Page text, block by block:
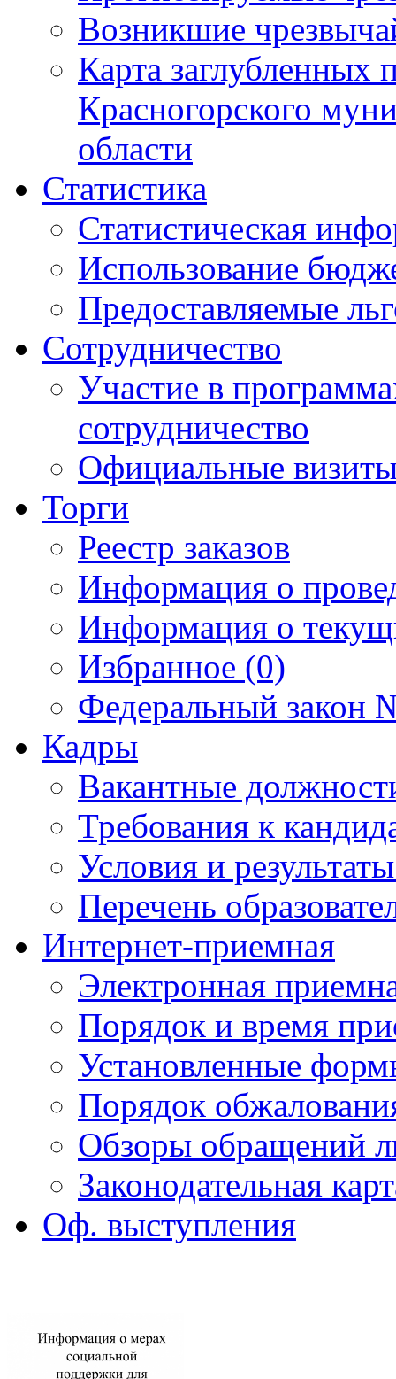
Возникшие
Карта
Красногорского
области
Статистика
Статистическая
Использование
Предоставляемые
Сотрудничество
Участие в
сотрудничество
Официальные
Торги
Реестр заказов
Информация о
Информация о
Избранное (0)
Федеральный закон
Кадры
Вакантные
Требования к
Условия и
Перечень
Интернет-приемная
Электронная
Порядок и время
Установленные
Порядок
Обзоры обращений
Законодательная
Оф. выступления